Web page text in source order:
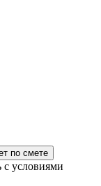
с условиями